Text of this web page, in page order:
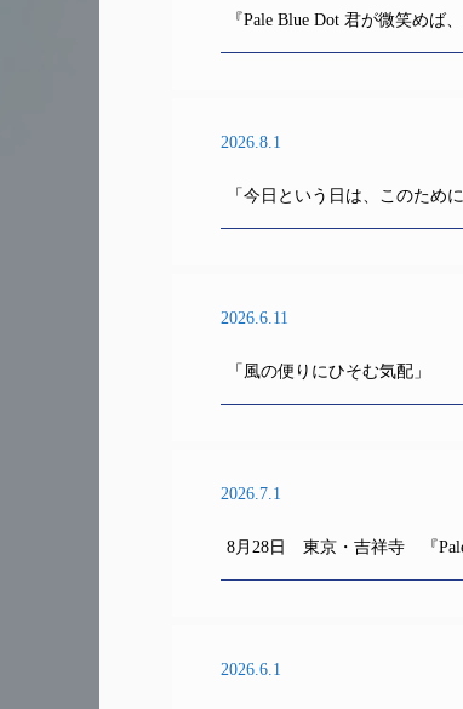
『Pale Blue Dot 君が微笑めば
2026.8.1
「今日という日は、このた
2026.6.11
「風の便りにひそむ気配」
2026.7.1
8月28日 東京・吉祥寺 『
2026.6.1